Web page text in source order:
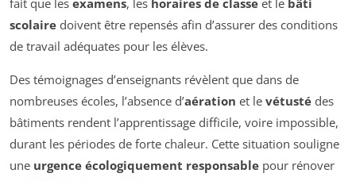
fait que les examens, les horaires de classe et le bâti
scolaire doivent être repensés afin d’assurer des conditions
de travail adéquates pour les élèves.
Des témoignages d’enseignants révèlent que dans de
nombreuses écoles, l’absence d’aération et le vétusté des
bâtiments rendent l’apprentissage difficile, voire impossible,
durant les périodes de forte chaleur. Cette situation souligne
une urgence écologiquement responsable pour rénover